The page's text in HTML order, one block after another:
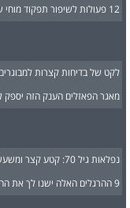
12 פעולות לשיפור תפקוד מוחי שכדאי לכם לבצע, במיוחד את 6!
לקט של בדיחות קצרות
מאגר הפאזלים הענק הזה
נפלאות גיל 70: קטע קצר ומשעשע שמוכיח שלכל גיל יש יתרונות!
9 ההרגלים האלה ישנו לך את החיים - טיפ מספר 5 מומלץ בחום!